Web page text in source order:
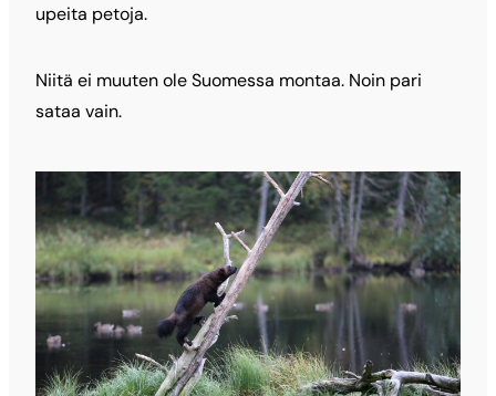
upeita petoja.
Niitä ei muuten ole Suomessa montaa. Noin pari
sataa vain.